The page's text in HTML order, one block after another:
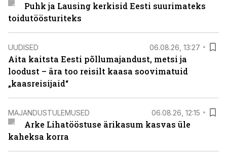
Puhk ja Lausing kerkisid Eesti suurimateks
toidutöösturiteks
UUDISED 06.08.26, 13:27
Aita kaitsta Eesti põllumajandust, metsi ja
loodust – ära too reisilt kaasa soovimatuid
„kaasreisijaid“
MAJANDUSTULEMUSED 06.08.26, 12:15
Arke Lihatööstuse ärikasum kasvas üle
kaheksa korra